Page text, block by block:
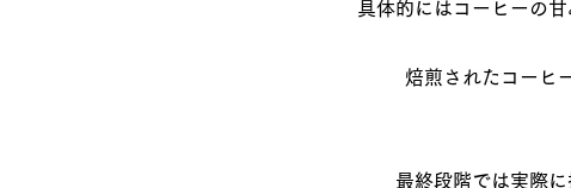
具体的にはコーヒーの
焙煎されたコーヒ
最終段階では実際